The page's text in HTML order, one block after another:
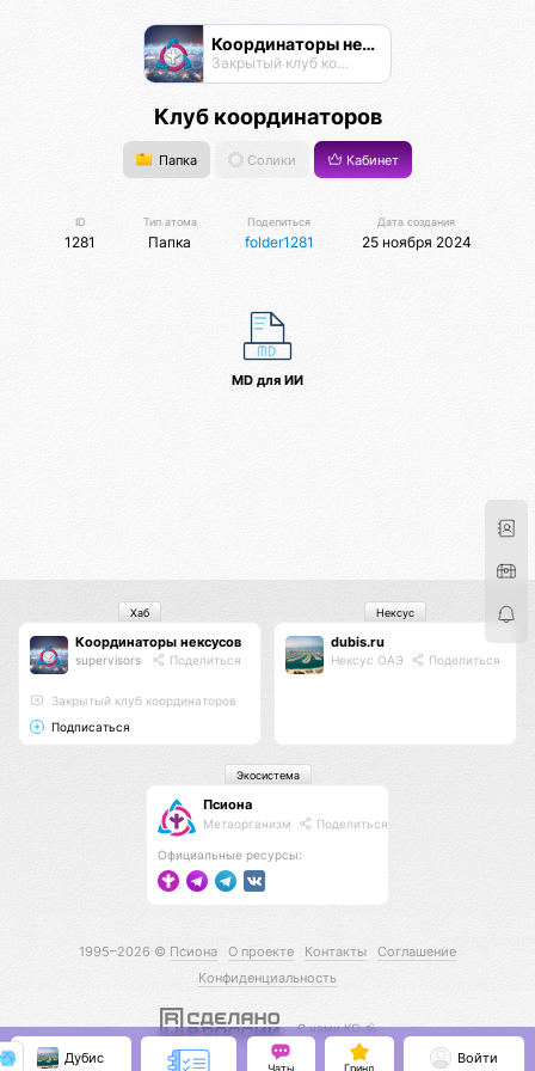
Координаторы нексусов
Закрытый клуб координаторов
Клуб координаторов
Папка Солики Кабинет
ID
1281
Тип атома
Папка
Поделиться
folder1281
Дата создания
25 ноября 2024
MD для ИИ
Координаторы нексусов
supervisors Поделиться
Закрытый клуб координаторов
Подписаться
Хаб
dubis.ru
Нексус ОАЭ Поделиться
Нексус
Псиона
Метаорганизм Поделиться
Официальные ресурсы:
Экосистема
1995–2026 © Псиона О проекте Контакты
Соглашение
Конфиденциальность
С нами КО 🕉️
Дубис
Чаты Гринд
Войти